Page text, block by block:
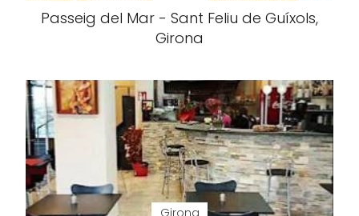
Passeig del Mar - Sant Feliu de Guíxols,
Girona